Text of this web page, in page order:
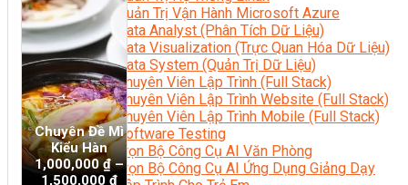
Quản Trị Vận Hành Microsoft Azure
Data Analyst (Phân Tích Dữ Liệu)
Data Visualization (Trực Quan Hóa Dữ Liệu)
Data System (Quản Trị Dữ Liệu)
Chuyên Viên Lập Trình (Full Stack)
Chuyên Viên Lập Trình Website (Full Stack)
Chuyên Viên Lập Trình Mobile (Full Stack)
Software Testing
Trọn Bộ Công Cụ AI Văn Phòng
Trọn Bộ Công Cụ AI Ứng Dụng Giảng Dạy
Chuyên Đề Mì
Kiểu Hàn
1,000,000₫–
1,500,000 ₫